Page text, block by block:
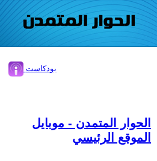
بودكاست
الحوار المتمدن - موبايل
الموقع الرئيسي